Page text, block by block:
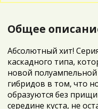
Общее
Абсолютный хит!
каскадного типа,
новой
гибридов в том, что
образуются без
середине куста, не